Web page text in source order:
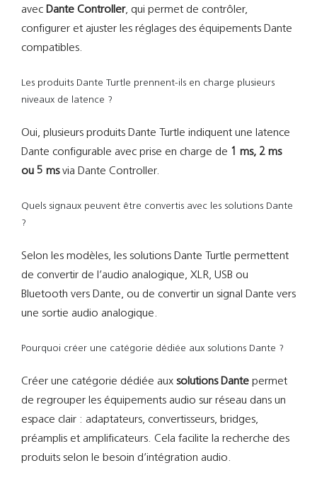
avec Dante Controller, qui permet de contrôler,
configurer et ajuster les réglages des équipements Dante
compatibles.
Les produits Dante Turtle prennent-ils en charge plusieurs
niveaux de latence ?
Oui, plusieurs produits Dante Turtle indiquent une latence
Dante configurable avec prise en charge de 1 ms, 2 ms
ou 5 msvia Dante Controller.
Quels signaux peuvent être convertis avec les solutions Dante
?
Selon les modèles, les solutions Dante Turtle permettent
de convertir de l’audio analogique, XLR, USB ou
Bluetooth vers Dante, ou de convertir un signal Dante vers
une sortie audio analogique.
Pourquoi créer une catégorie dédiée aux solutions Dante ?
Créer une catégorie dédiée aux solutions Dante permet
de regrouper les équipements audio sur réseau dans un
espace clair : adaptateurs, convertisseurs, bridges,
préamplis et amplificateurs. Cela facilite la recherche des
produits selon le besoin d’intégration audio.